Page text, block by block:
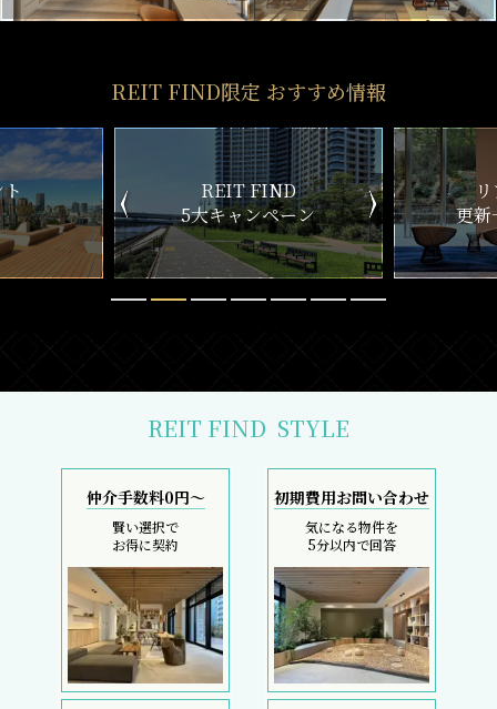
REIT FIND限定 おすすめ情報
ン
リアルタイム
更新一覧チェック
新
REIT FIND STYLE
仲介手数料0円～
賢い選択で
お得に契約
初期費用お問い合わせ
気になる物件を
5分以内で回答